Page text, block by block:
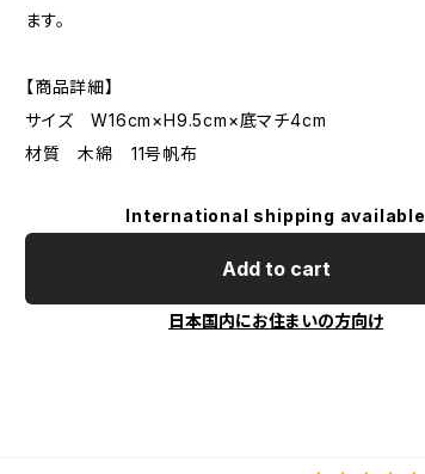
ます。
【商品詳細】
サイズ W16cm×H9.5cm×底マチ4cm
材質 木綿 11号帆布
International shipping available
Add to cart
日本国内にお住まいの方向け